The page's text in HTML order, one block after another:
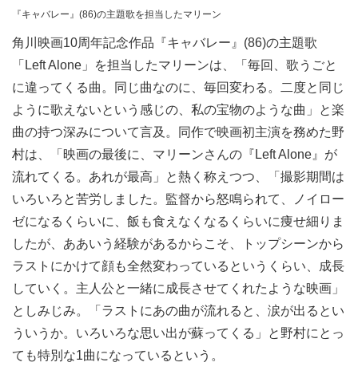
『キャバレー』(86)の主題歌を担当したマリーン
角川映画10周年記念作品『キャバレー』(86)の主題歌
「Left Alone」を担当したマリーンは、「毎回、歌うごと
に違ってくる曲。同じ曲なのに、毎回変わる。二度と同じ
ように歌えないという感じの、私の宝物のような曲」と楽
曲の持つ深みについて言及。同作で映画初主演を務めた野
村は、「映画の最後に、マリーンさんの『Left Alone』が
流れてくる。あれが最高」と熱く称えつつ、「撮影期間は
いろいろと苦労しました。監督から怒鳴られて、ノイロー
ゼになるくらいに、飯も食えなくなるくらいに痩せ細りま
したが、ああいう経験があるからこそ、トップシーンから
ラストにかけて顔も全然変わっているというくらい、成長
していく。主人公と一緒に成長させてくれたような映画」
としみじみ。「ラストにあの曲が流れると、涙が出るとい
ういうか。いろいろな思い出が蘇ってくる」と野村にとっ
ても特別な1曲になっているという。